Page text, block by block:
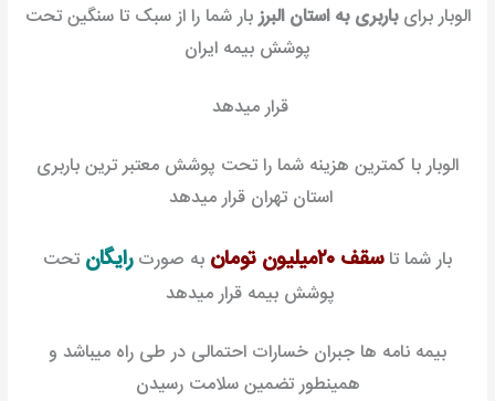
الوبار برایباربری به استان البرزبار شما را از سبک تا سنگین تحت
پوشش بیمه ایران
قرار میدهد
الوبار با کمترین هزینه شما را تحت پوشش معتبر ترین باربری
استان تهران قرار میدهد
بار شما تاسقف ۲۰میلیون تومان به صورترایگان تحت
پوشش بیمه قرار میدهد
بیمه نامه ها جبران خسارات احتمالی در طی راه میباشد و
همینطور تضمین سلامت رسیدن